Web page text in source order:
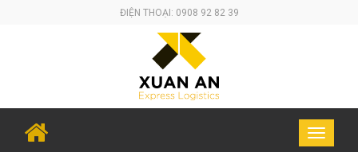
ĐIỆN THOẠI: 0908 92 82 39
Toggle